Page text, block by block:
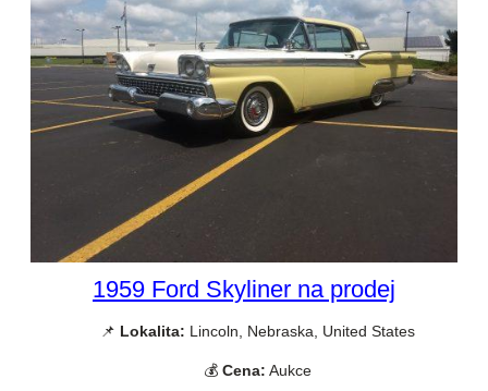
1959 Ford Skyliner na prodej
📌 Lokalita: Lincoln, Nebraska, United States
💰 Cena: Aukce